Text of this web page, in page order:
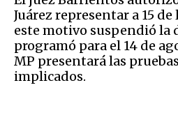
Juárez representar a 15
este motivo suspendió la
programó para el 14 de
MP presentará las
implicados.